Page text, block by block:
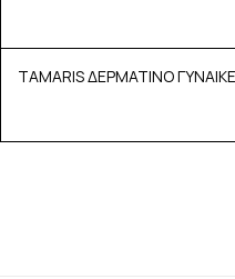
TAMARIS ΔΕΡΜΑΤΙΝΟ